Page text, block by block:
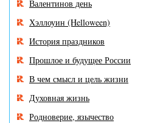
Валентинов день
Хэллоуин (Helloween)
История праздников
Прошлое и будущее России
В чем смысл и цель жизни
Духовная жизнь
Родноверие, язычество